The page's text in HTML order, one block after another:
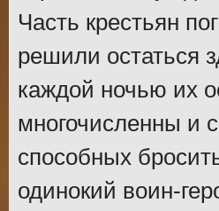
Часть крестьян
решили остаться
каждой ночью их
многочисленны и
способных
одинокий воин-